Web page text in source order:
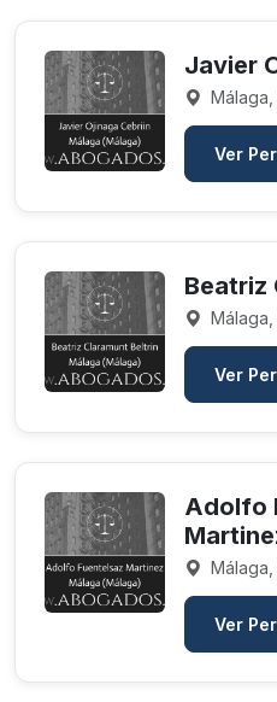
Javier
Ver
Beatriz
Ver
Adolfo
Ver